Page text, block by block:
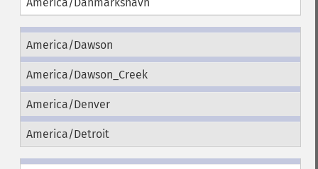
America/Dawson
America/Dawson_Creek
America/Denver
America/Detroit